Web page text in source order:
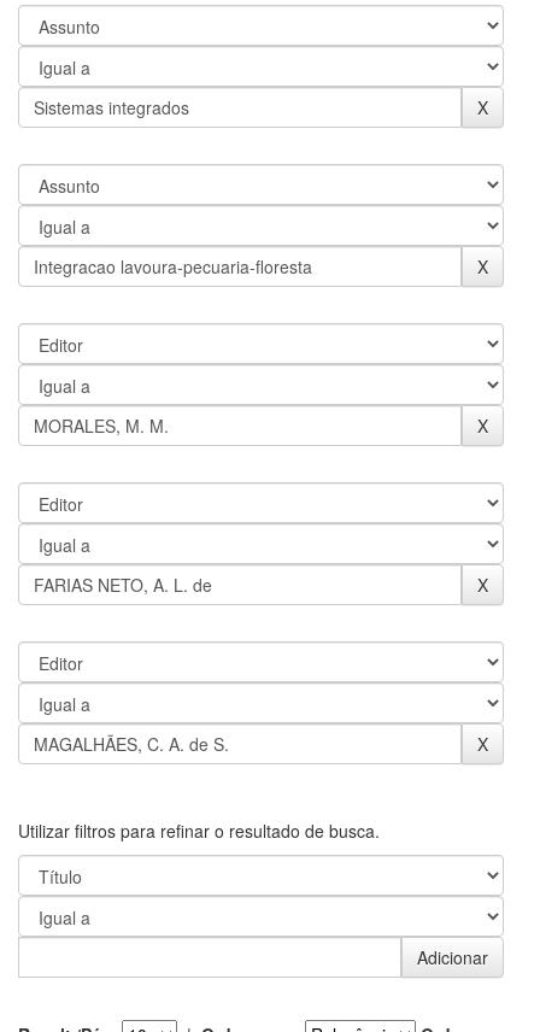
Utilizar filtros para refinar o resultado de busca.